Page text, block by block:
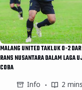
MALANG UNITED TAKLUK 0-2
RANS NUSANTARA DALAM LAGA
COBA
Info
2 mins